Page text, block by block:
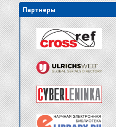
Партнеры